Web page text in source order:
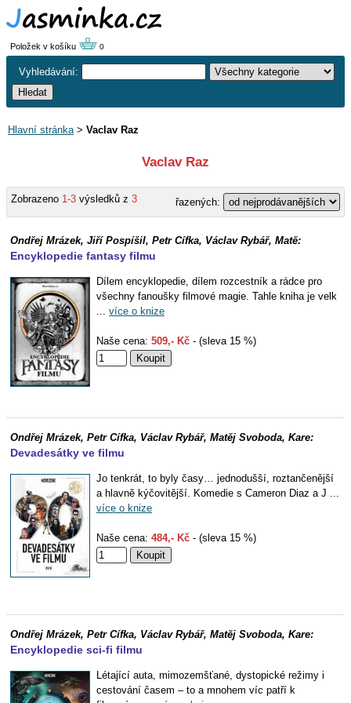
Položek v košíku 0
Vyhledávání:
Hlavní stránka> Vaclav Raz
Vaclav Raz
Zobrazeno 1-3 výsledků z 3 řazených:
Ondřej Mrázek, Jiří Pospíšil, Petr Cífka, Václav Rybář, Matě:
Encyklopedie fantasy filmu
Dílem encyklopedie, dílem rozcestník a rádce pro
všechny fanoušky filmové magie. Tahle kniha je velk
... více o knize
Naše cena: 509,- Kč - (sleva 15 %)
Ondřej Mrázek, Petr Cífka, Václav Rybář, Matěj Svoboda, Kare:
Devadesátky ve filmu
Jo tenkrát, to byly časy… jednodušší, roztančenější
a hlavně kýčovitější. Komedie s Cameron Diaz a J ...
více o knize
Naše cena: 484,- Kč - (sleva 15 %)
Ondřej Mrázek, Petr Cífka, Václav Rybář, Matěj Svoboda, Kare:
Encyklopedie sci-fi filmu
Létající auta, mimozemšťané, dystopické režimy i
cestování časem – to a mnohem víc patří k